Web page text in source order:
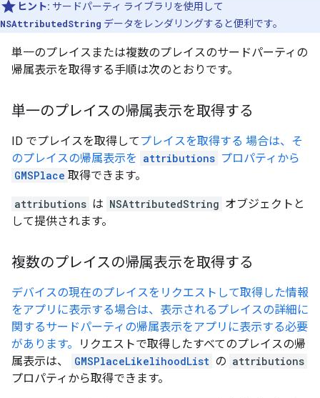
ヒント: サードパーティ ライブラリを使用して
NSAttributedString データをレンダリングすると便利です。
単一のプレイスまたは複数のプレイスのサードパーティの
帰属表示を取得する手順は次のとおりです。
単一のプレイスの帰属表示を取得する
ID でプレイスを取得して プレイスを取得する 場合は、そ
のプレイスの帰属表示を attributions プロパティから
GMSPlace 取得できます。
attributions は NSAttributedString オブジェクトと
して提供されます。
複数のプレイスの帰属表示を取得する
デバイスの現在のプレイスをリクエストして取得した情報
をアプリに表示する場合は、表示されるプレイスの詳細に
関するサードパーティの帰属表示をアプリに表示する必要
があります。
リクエストで取得したすべてのプレイスの帰
属表示は、
GMSPlaceLikelihoodList の attributions
プロパティから取得できます。